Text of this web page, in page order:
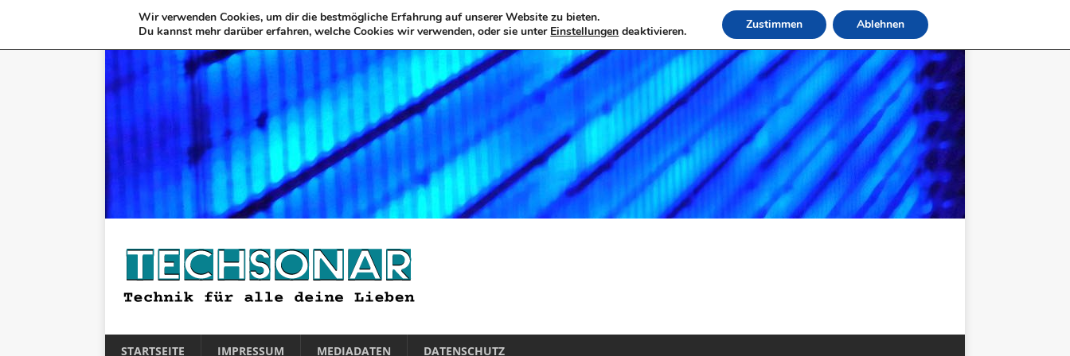
STARTSEITE IMPRESSUM MEDIADATEN DATENSCHUTZ
Wir verwenden Cookies, um dir die bestmögliche Erfahrung auf unserer Website zu bieten.
Du kannst mehr darüber erfahren, welche Cookies wir verwenden, oder sie unter Einstellungen deaktivieren. Zustimmen Ablehnen